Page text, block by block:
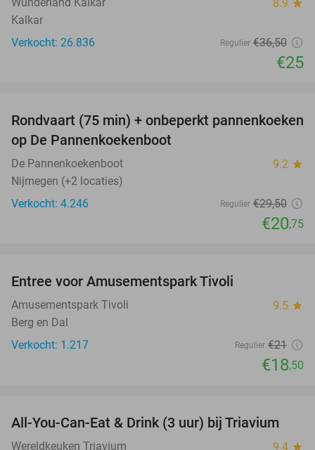
Wunderland Kalkar 8.9 star
Kalkar
Verkocht: 26.836
Regulier €36,50
€25
30%
Rondvaart (75 min) + onbeperkt pannenkoeken
op De Pannenkoekenboot
De Pannenkoekenboot 9.2 star
Nijmegen (+2 locaties)
Verkocht: 4.246
Regulier €29,50
€20,75
Entree voor Amusementspark Tivoli
Amusementspark Tivoli 9.5 star
Berg en Dal
Verkocht: 1.217
Regulier €21
€18,50
21%
All-You-Can-Eat & Drink (3 uur) bij Triavium
Wereldkeuken Triavium 9.4 star